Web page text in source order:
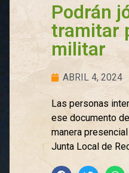
Podrán
tramitar
militar
ABRIL 4, 2024
Las personas
ese documento
manera
Junta Local de